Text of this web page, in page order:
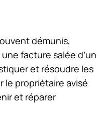
démunis,
facture salée d’un
et résoudre les
le propriétaire avisé
et réparer